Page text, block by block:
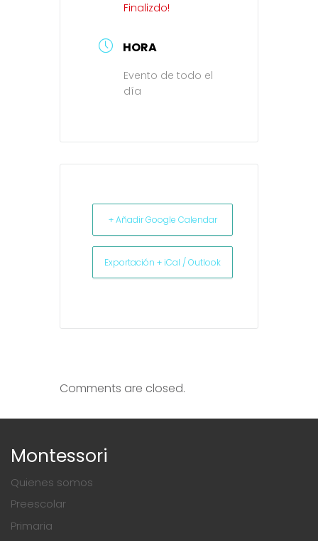
Finalizdo!
HORA
Evento de todo el
día
+ Añadir Google Calendar
Exportación + iCal / Outlook
Comments are closed.
Montessori
Quienes somos
Preescolar
Primaria